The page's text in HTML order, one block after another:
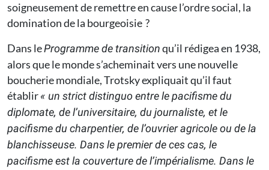
soigneusement de remettre en cause l’ordre social, la
domination de la bourgeoisie ?
Dans leProgramme de transitionqu’il rédigea en 1938,
alors que le monde s’acheminait vers une nouvelle
boucherie mondiale, Trotsky expliquait qu’il faut
établir« un strict distinguo entre le pacifisme du
diplomate, de l’universitaire, du journaliste, et le
pacifisme du charpentier, de l’ouvrier agricole ou de la
blanchisseuse. Dans le premier de ces cas, le
pacifisme est la couverture de l’impérialisme. Dans le